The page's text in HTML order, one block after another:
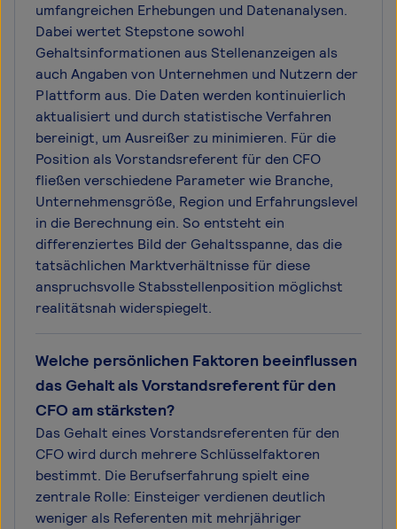
umfangreichen Erhebungen und Datenanalysen.
Dabei wertet Stepstone sowohl
Gehaltsinformationen aus Stellenanzeigen als
auch Angaben von Unternehmen und Nutzern der
Plattform aus. Die Daten werden kontinuierlich
aktualisiert und durch statistische Verfahren
bereinigt, um Ausreißer zu minimieren. Für die
Position als Vorstandsreferent für den CFO
fließen verschiedene Parameter wie Branche,
Unternehmensgröße, Region und Erfahrungslevel
in die Berechnung ein. So entsteht ein
differenziertes Bild der Gehaltsspanne, das die
tatsächlichen Marktverhältnisse für diese
anspruchsvolle Stabsstellenposition möglichst
realitätsnah widerspiegelt.
Welche persönlichen Faktoren beeinflussen
das Gehalt als Vorstandsreferent für den
CFO am stärksten?
Das Gehalt eines Vorstandsreferenten für den
CFO wird durch mehrere Schlüsselfaktoren
bestimmt. Die Berufserfahrung spielt eine
zentrale Rolle: Einsteiger verdienen deutlich
weniger als Referenten mit mehrjähriger